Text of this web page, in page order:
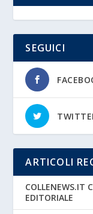
SEGUICI
ARTICOLI
COLLENEWS.IT
EDITORIALE